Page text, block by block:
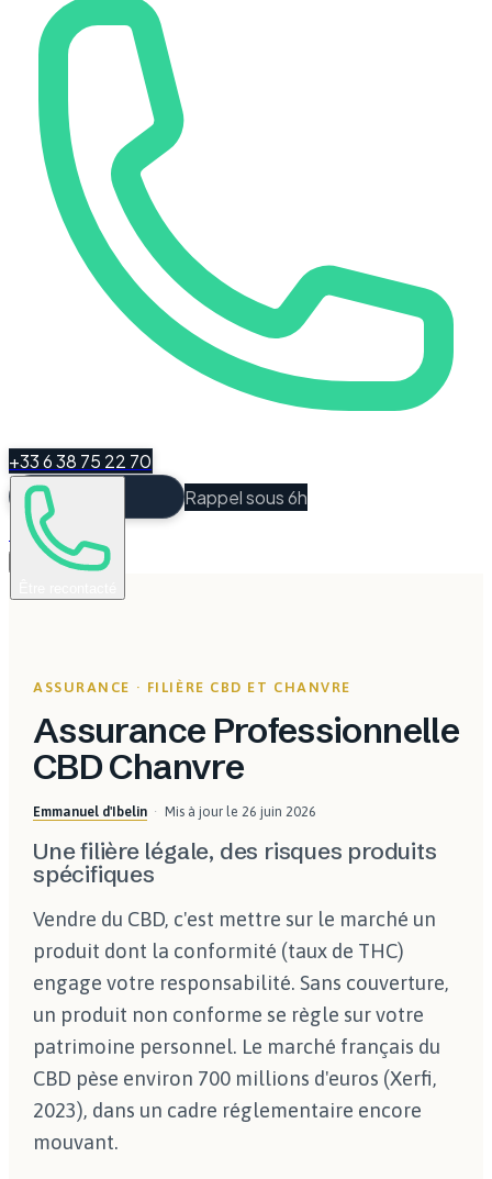
+33 6 38 75 22 70
Rappel sous 6h
Espace Client
ASSURANCE · FILIÈRE CBD ET CHANVRE
Assurance Professionnelle
CBD Chanvre
Emmanuel d'Ibelin Mis à jour le 26 juin 2026
Une filière légale, des risques produits
spécifiques
Vendre du CBD, c'est mettre sur le marché un
produit dont la conformité (taux de THC)
engage votre responsabilité. Sans couverture,
un produit non conforme se règle sur votre
patrimoine personnel. Le marché français du
CBD pèse environ 700 millions d'euros (Xerfi,
2023), dans un cadre réglementaire encore
mouvant.